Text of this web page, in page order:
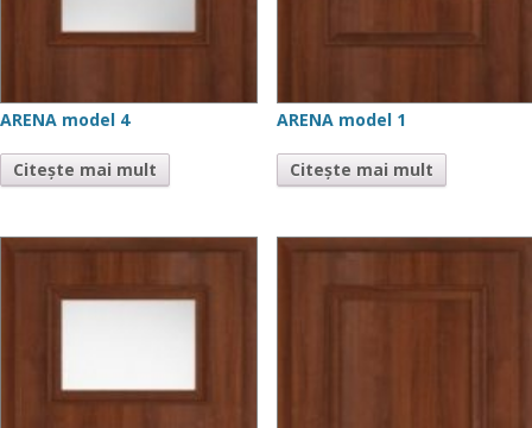
ARENA model 4
Citește mai mult
ARENA model 1
Citește mai mult